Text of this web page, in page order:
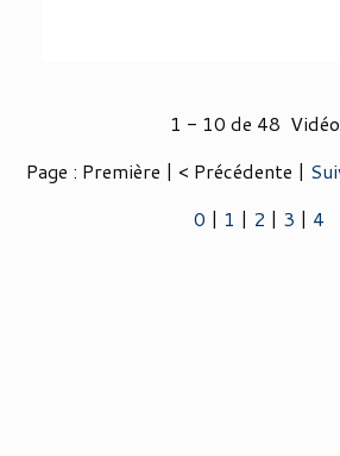
1 - 10 de 48
Page : Première | < Précédente |
0 | 1 | 2 | 3 | 4